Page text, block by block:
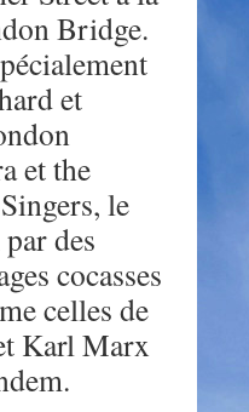
Bridge.
et
et the
le
des
cocasses
celles de
Karl Marx